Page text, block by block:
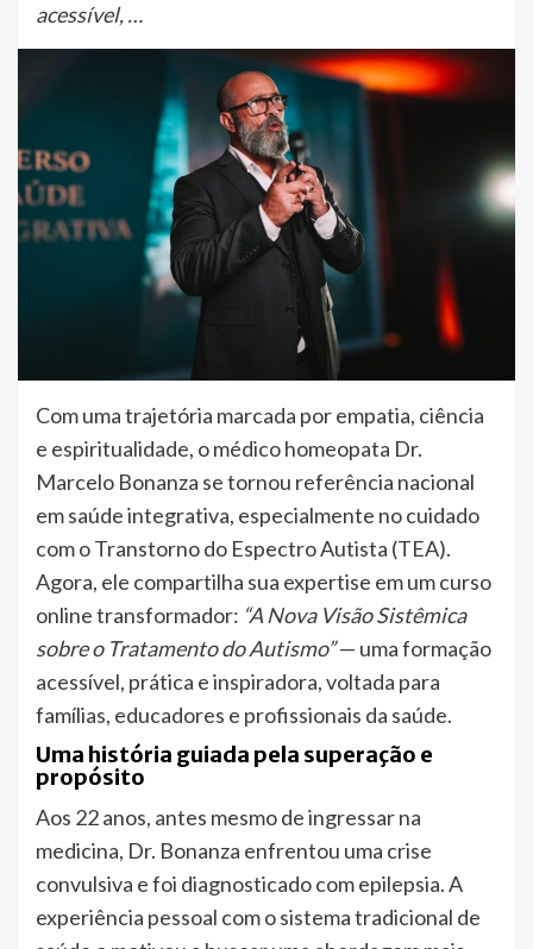
acessível, …
Com uma trajetória marcada por empatia, ciência
e espiritualidade, o médico homeopata Dr.
Marcelo Bonanza se tornou referência nacional
em saúde integrativa, especialmente no cuidado
com o Transtorno do Espectro Autista (TEA).
Agora, ele compartilha sua expertise em um curso
online transformador: “A Nova Visão Sistêmica
sobre o Tratamento do Autismo”— uma formação
acessível, prática e inspiradora, voltada para
famílias, educadores e profissionais da saúde.
Uma história guiada pela superação e
propósito
Aos 22 anos, antes mesmo de ingressar na
medicina, Dr. Bonanza enfrentou uma crise
convulsiva e foi diagnosticado com epilepsia. A
experiência pessoal com o sistema tradicional de